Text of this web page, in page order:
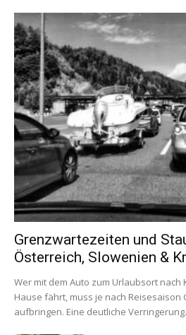
Grenzwartezeiten und
Österreich, Slowenien &
Wer mit dem Auto zum Urlaubsort
Hause fährt, muss je nach Reisesaison
aufbringen. Eine deutliche